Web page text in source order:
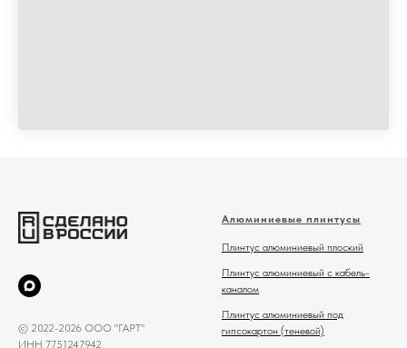
© 2022-2026 ООО "ГАРТ"
ИНН 7751247942
Алюминиевые плинтусы
Плинтус алюминиевый плоский
Плинтус алюминиевый с кабель-
каналом
Плинтус алюминиевый под
гипсокартон (теневой)